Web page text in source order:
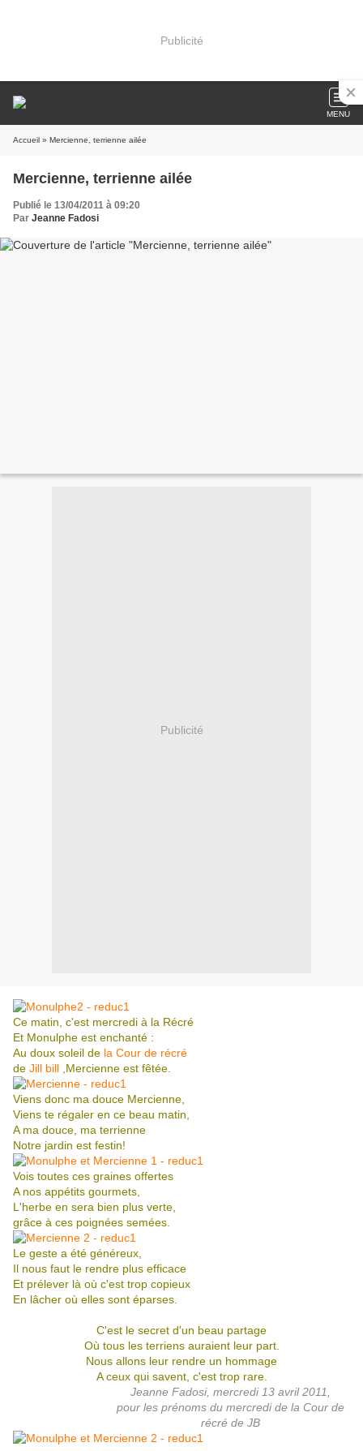
Publicité
MENU
Accueil » Mercienne, terrienne ailée
Mercienne, terrienne ailée
Publié le 13/04/2011 à 09:20
Par Jeanne Fadosi
Publicité
Ce matin, c'est mercredi à la Récré
Et Monulphe est enchanté :
Au doux soleil de la Cour de récré
de Jill bill ,Mercienne est fêtée.
Viens donc ma douce Mercienne,
Viens te régaler en ce beau matin,
A ma douce, ma terrienne
Notre jardin est festin!
Vois toutes ces graines offertes
A nos appétits gourmets,
L'herbe en sera bien plus verte,
grâce à ces poignées semées.
Le geste a été généreux,
Il nous faut le rendre plus efficace
Et prélever là où c'est trop copieux
En lâcher où elles sont éparses.
C'est le secret d'un beau partage
Où tous les terriens auraient leur part.
Nous allons leur rendre un hommage
A ceux qui savent, c'est trop rare.
Jeanne Fadosi, mercredi 13 avril 2011,
pour les prénoms du mercredi de la Cour de
récré de JB